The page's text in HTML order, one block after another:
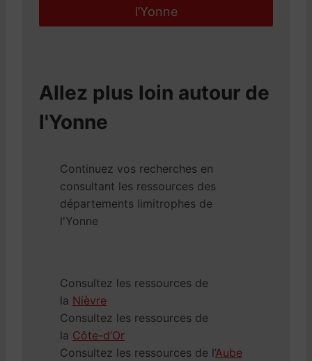
l’Yonne
Allez plus loin autour de
l'Yonne
Continuez vos recherches en
consultant les ressources des
départements limitrophes de
l'Yonne
Consultez les ressources de
la Nièvre
Consultez les ressources de
la Côte-d’Or
Consultez les ressources de l’Aube